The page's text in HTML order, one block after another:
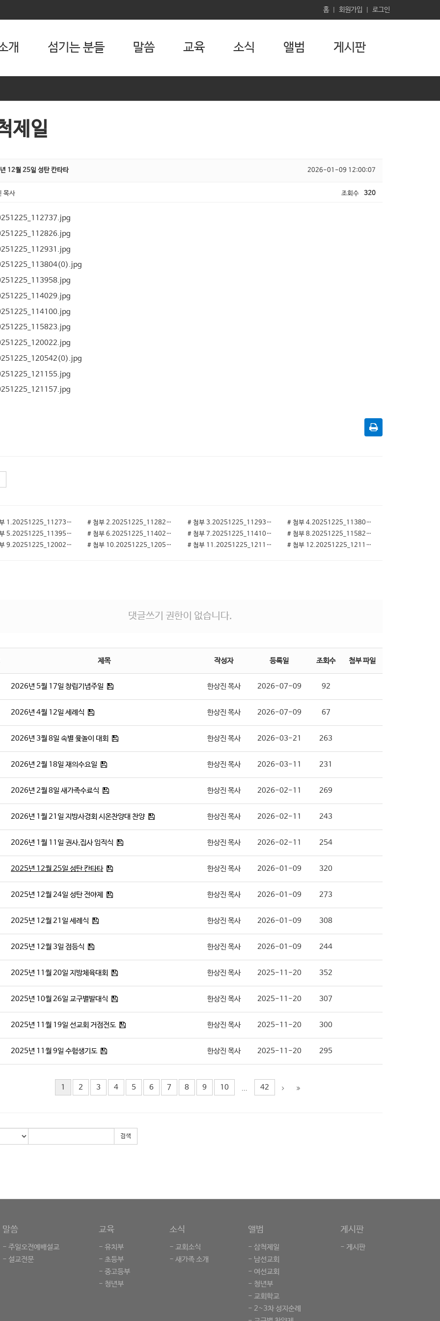
홈 회원가입 로그인
개 섬기는 분들 말씀 교육 소식 앨범 게시판
제일
12월 25일 성탄 칸타타 2026-01-09 12:00:07
목사 조회수 320
# 첨부 1.20251225_112737.jpg # 첨부 2.20251225_112826.jpg # 첨부 3.20251225_112931.jpg
# 첨부 4.20251225_113804(0).jpg
# 첨부 5.20251225_113958.jpg
# 첨부 6.20251225_114029.jpg # 첨부 7.20251225_114100.jpg
# 첨부 8.20251225_115823.jpg
# 첨부 9.20251225_120022.jpg
# 첨부 10.20251225_120542(0).jpg # 첨부 11.20251225_121155.jpg # 첨부 12.20251225_121157.jpg
댓글쓰기 권한이 없습니다.
제목 작성자 등록일 조회수 첨부 파일
2026년 5월 17일 창립기념주일 한상진 목사 2026-07-09 92
2026년 4월 12일 세례식 한상진 목사 2026-07-09 67
2026년 3월 8일 속별 윷놀이 대회 한상진 목사 2026-03-21 263
2026년 2월 18일 재의수요일 한상진 목사 2026-03-11 231
2026년 2월 8일 새가족수료식 한상진 목사 2026-02-11 269
2026년 1월 21일 지방사경회 시온찬양대 찬양 한상진 목사 2026-02-11 243
2026년 1월 11일 권사,집사 임직식 한상진 목사 2026-02-11 254
2025년 12월 25일 성탄 칸타타 한상진 목사 2026-01-09 320
2025년 12월 24일 성탄 전야제 한상진 목사 2026-01-09 273
2025년 12월 21일 세례식 한상진 목사 2026-01-09 308
2025년 12월 3일 점등식 한상진 목사 2026-01-09 244
2025년 11월 20일 지방체육대회 한상진 목사 2025-11-20 352
2025년 10월 26일 교구별발대식 한상진 목사 2025-11-20 307
2025년 11월 19일 선교회 거점전도 한상진 목사 2025-11-20 300
2025년 11월 9일 수험생기도 한상진 목사 2025-11-20 295
1 2 3 4 5 6 7 8 9 10 ... 42
검색
말씀
- 주일오전예배설교
- 설교전문
교육
- 유치부
- 초등부
- 중고등부
- 청년부
소식
- 교회소식
- 새가족 소개
앨범
- 삼척제일
- 남선교회
- 여선교회
- 청년부
- 교회학교
- 2~3차 성지순례
게시판
- 게시판